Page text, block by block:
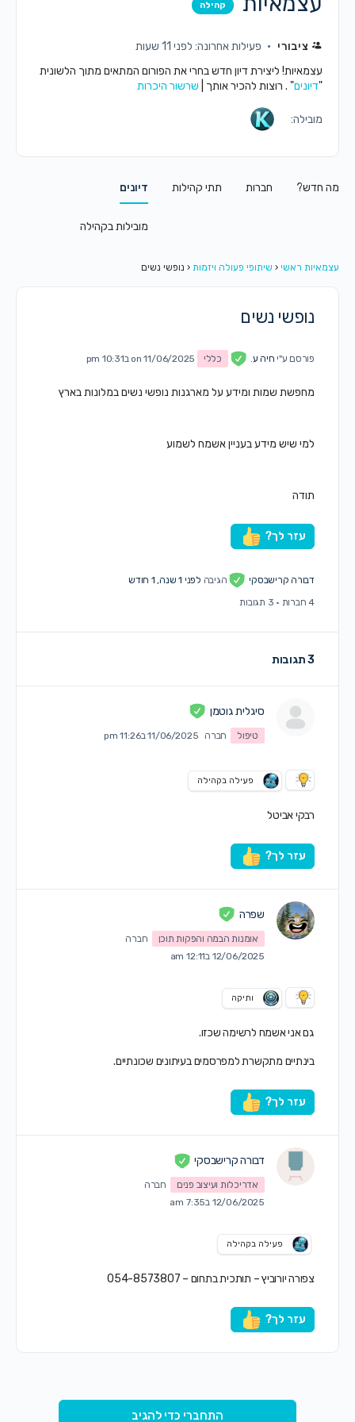
קהילה
ציבורי
פעילות אחרונה: לפני 11 שעות
עצמאיות! ליצירת דיון חדש בחרי את הפורום המתאים מתוך הלשונית
דיונים" . רוצות להכיר אותך | שרשור היכרות
מובילה:
מה חדש? חברות תתי קהילות דיונים
מובילות בקהילה
עצמאיות ראשי ‹ שיתופי פעולה ויזמות ‹ נופשי נשים
נופשי נשים
פורסם ע"יחיה ע. כללי on 11/06/2025 ב10:31 pm
מחפשת שמות ומידע על מארגנות נופשי נשים במלונות בארץ
למי שיש מידע בעניין אשמח לשמוע
תודה
עזר לך?
דבורה קרישבסקי הגיבהלפני 1 שנה, 1 חודש
4 חברות
· 3 תגובות
3 תגובות
סיגלית גוטמן
טיפול חברה 11/06/2025 ב11:26 pm
פעילה בקהילה
רבקי אביטל
עזר לך?
שפרה
אומנות הבמה והפקות תוכן
חברה
12/06/2025 ב12:11 am
ותיקה
גם אני אשמח לרשימה שכזו.
בינתיים מתקשרת למפרסמים בעיתונים שכונתיים.
עזר לך?
דבורה קרישבסקי
אדריכלות ועיצוב פנים
חברה
12/06/2025 ב7:35 am
פעילה בקהילה
צפורה יורוביץ – תותכית בתחום – 054-8573807
עזר לך?
התחברי כדי להגיב